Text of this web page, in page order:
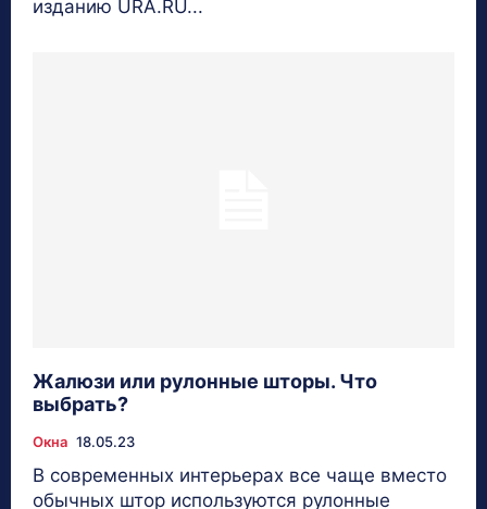
изданию URA.RU...
Жалюзи или рулонные шторы. Что
выбрать?
Окна 18.05.23
В современных интерьерах все чаще вместо
обычных штор используются рулонные